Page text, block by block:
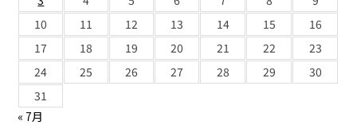
10
11 12 13 14 15
16
17
18 19 20 21 22
23
24
25 26 27 28 29
30
31
« 7月